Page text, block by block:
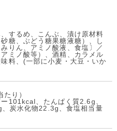
するめ、こんぶ、漬け原材料
砂糖、ぶどう糖果糖液糖）、し
みりん、アミノ酸液、食塩〕／
ミノ酸等）、酒精、カラメル
料、(一部に小麦・大豆・いか
たり）
101kcal、たんぱく質2.6g、
、炭水化物22.3g、食塩相当量